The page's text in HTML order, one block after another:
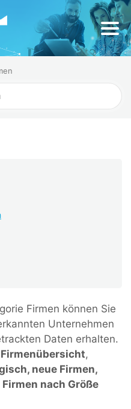
Firmen können Sie
Unternehmen
Daten erhalten.
Firmenübersicht,
neue Firmen,
Firmen nach Größe